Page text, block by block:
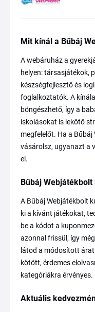
Mit kínál a Bűbáj
A webáruház a
helyen: társasjátékok,
készségfejlesztő és
foglalkoztatók. A
böngészhető, így a
iskolásokat is lekötő
megfelelőt. Ha a Bűbáj
vásárolsz, ugyanazt a
el.
Bűbáj
A Bűbáj Webjátékbolt
ki a kívánt játékokat,
be a kódot a
azonnal frissül, így
látod a módosított
kötött, érdemes
kategóriákra érvényes.
Aktuális